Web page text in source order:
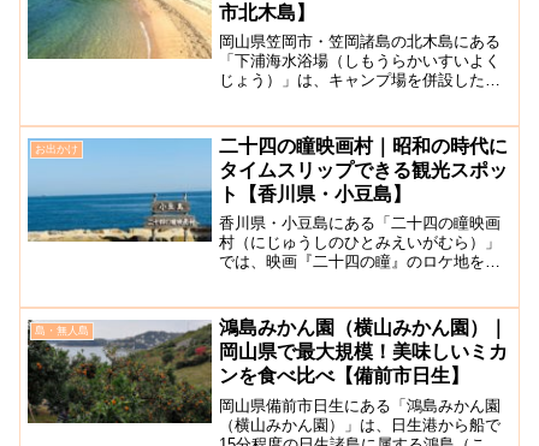
市北木島】
岡山県笠岡市・笠岡諸島の北木島にある
「下浦海水浴場（しもうらかいすいよく
じょう）」は、キャンプ場を併設した海
ておらず、ライフセーバーもいませんの
でご注意ください。水質...
お出かけ
二十四の瞳映画村｜昭和の時代に
タイムスリップできる観光スポッ
ト【香川県・小豆島】
香川県・小豆島にある「二十四の瞳映画
村（にじゅうしのひとみえいがむら）」
では、映画『二十四の瞳』のロケ地をリ
す。木造の学校建築や村の風景を再現
し、大正から昭和初期のノスタ...
島・無人島
鴻島みかん園（横山みかん園）｜
岡山県で最大規模！美味しいミカ
ンを食べ比べ【備前市日生】
岡山県備前市日生にある「鴻島みかん園
（横山みかん園）」は、日生港から船で